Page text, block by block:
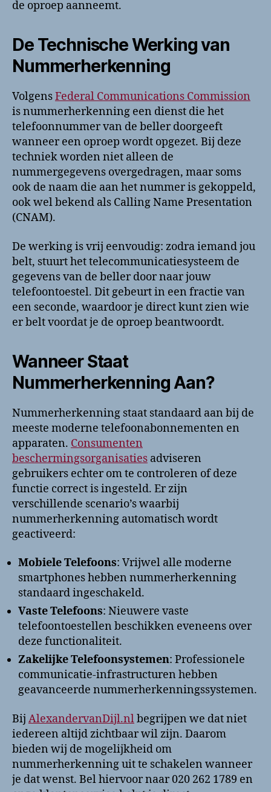
de oproep aanneemt.
De Technische Werking van
Nummerherkenning
VolgensFederal Communications Commission
is nummerherkenning een dienst die het
telefoonnummer van de beller doorgeeft
wanneer een oproep wordt opgezet. Bij deze
techniek worden niet alleen de
nummergegevens overgedragen, maar soms
ook de naam die aan het nummer is gekoppeld,
ook wel bekend als Calling Name Presentation
(CNAM).
De werking is vrij eenvoudig: zodra iemand jou
belt, stuurt het telecommunicatiesysteem de
gegevens van de beller door naar jouw
telefoontoestel. Dit gebeurt in een fractie van
een seconde, waardoor je direct kunt zien wie
er belt voordat je de oproep beantwoordt.
Wanneer Staat
Nummerherkenning Aan?
Nummerherkenning staat standaard aan bij de
meeste moderne telefoonabonnementen en
apparaten. Consumenten
beschermingsorganisaties adviseren
gebruikers echter om te controleren of deze
functie correct is ingesteld. Er zijn
verschillende scenario’s waarbij
nummerherkenning automatisch wordt
geactiveerd:
Mobiele Telefoons: Vrijwel alle moderne
smartphones hebben nummerherkenning
standaard ingeschakeld.
Vaste Telefoons: Nieuwere vaste
telefoontoestellen beschikken eveneens over
deze functionaliteit.
Zakelijke Telefoonsystemen: Professionele
communicatie-infrastructuren hebben
geavanceerde nummerherkenningssystemen.
Bij AlexandervanDijl.nlbegrijpen we dat niet
iedereen altijd zichtbaar wil zijn. Daarom
bieden wij de mogelijkheid om
nummerherkenning uit te schakelen wanneer
je dat wenst. Bel hiervoor naar 020 262 1789 en